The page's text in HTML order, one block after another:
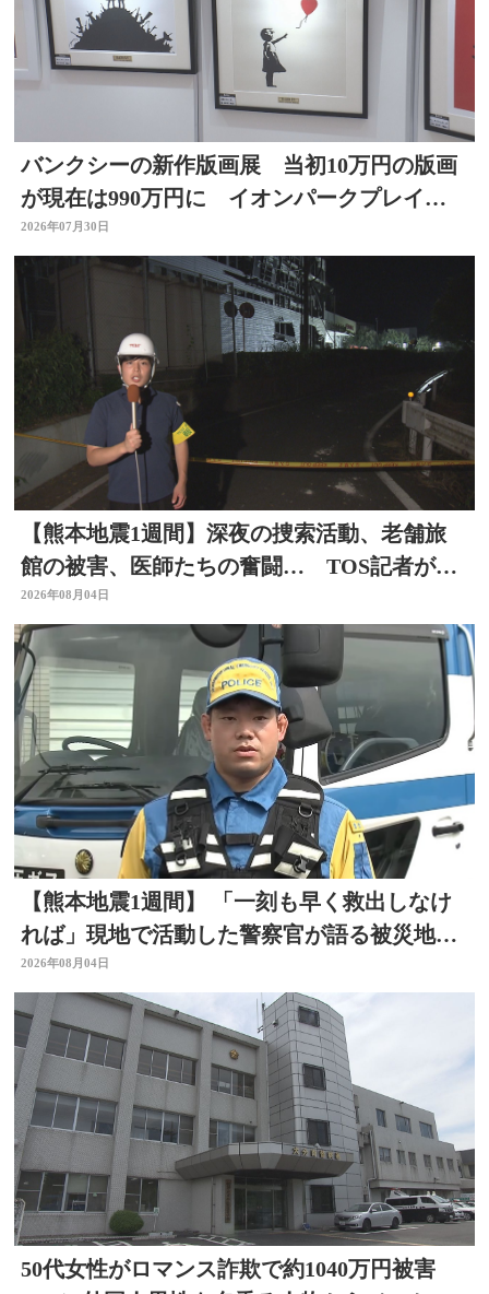
バンクシーの新作版画展 当初10万円の版画
が現在は990万円に イオンパークプレイス
大分店で開催中
2026年07月30日
【熊本地震1週間】深夜の捜索活動、老舗旅
館の被害、医師たちの奮闘… TOS記者が取
材した被災地 大分
2026年08月04日
【熊本地震1週間】 「一刻も早く救出しなけ
れば」現地で活動した警察官が語る被災地の
状況 大分
2026年08月04日
50代女性がロマンス詐欺で約1040万円被害